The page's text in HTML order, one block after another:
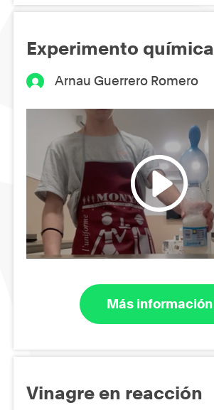
Experimento química
Arnau Guerrero Romero
Más información
Vinagre en reacción